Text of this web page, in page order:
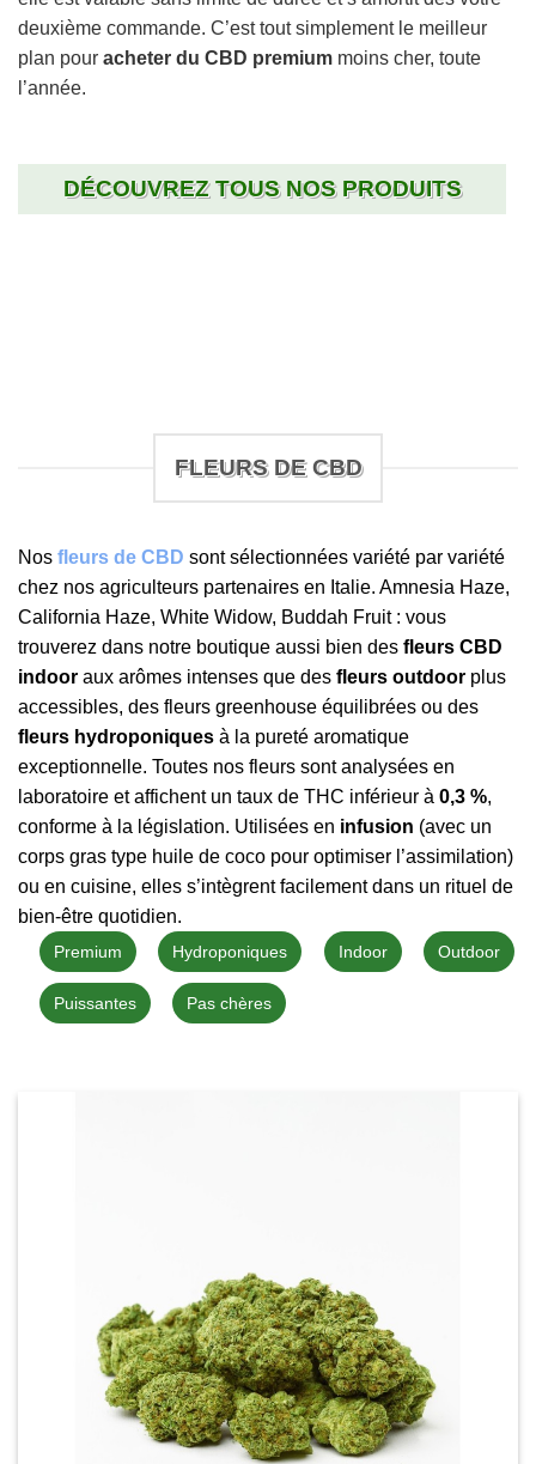
deuxième commande. C’est tout simplement le meilleur
plan pour acheter du CBD premium moins cher, toute
l’année.
DÉCOUVREZ TOUS NOS PRODUITS
FLEURS DE CBD
Nos fleurs de CBD sont sélectionnées variété par variété
chez nos agriculteurs partenaires en Italie. Amnesia Haze,
California Haze, White Widow, Buddah Fruit : vous
trouverez dans notre boutique aussi bien des fleurs CBD
indoor aux arômes intenses que des fleurs outdoor plus
accessibles, des fleurs greenhouse équilibrées ou des
fleurs hydroponiques à la pureté aromatique
exceptionnelle. Toutes nos fleurs sont analysées en
laboratoire et affichent un taux de THC inférieur à 0,3 %,
conforme à la législation. Utilisées en infusion (avec un
corps gras type huile de coco pour optimiser l’assimilation)
ou en cuisine, elles s’intègrent facilement dans un rituel de
bien-être quotidien.
Premium Hydroponiques Indoor Outdoor
Puissantes Pas chères